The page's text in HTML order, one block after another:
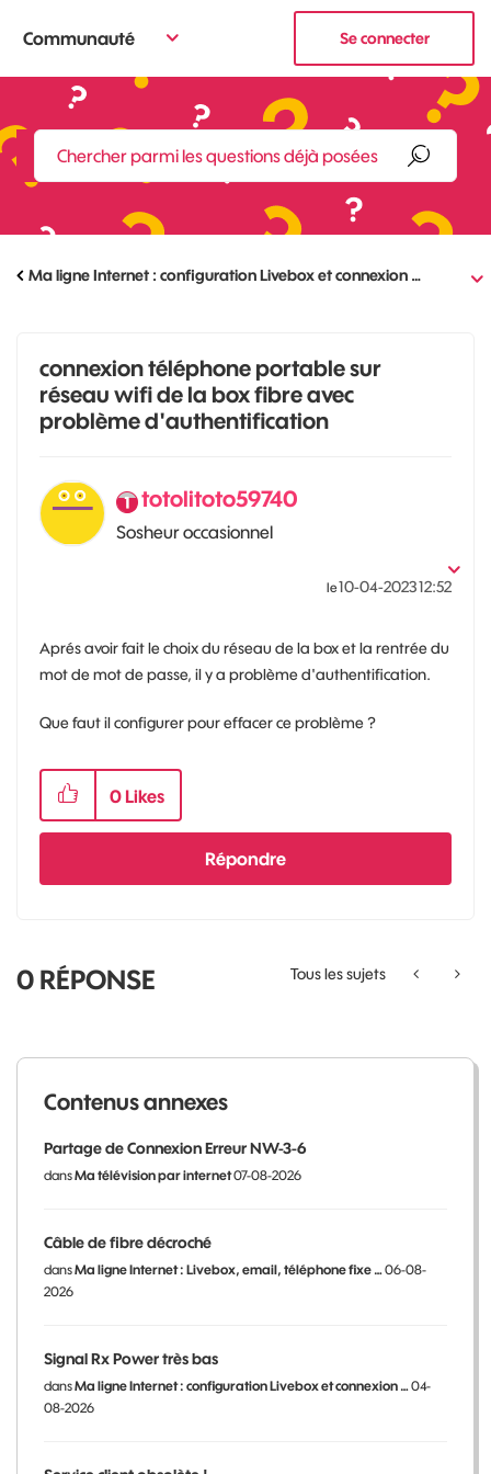
Communauté Se connecter
Ma ligne Internet : configuration Livebox et connexion …
connexion téléphone portable sur
réseau wifi de la box fibre avec
problème d'authentification
totolitoto59740
Sosheur occasionnel
le‎10-04-202312:52
Aprés avoir fait le choix du réseau de la box et la rentrée du
mot de mot de passe, il y a problème d'authentification.
Que faut il configurer pour effacer ce problème ?
0 Likes
Répondre
Tous les sujets
0 RÉPONSE
Contenus annexes
Partage de Connexion Erreur NW-3-6
dansMa télévision par internet07-08-2026
Câble de fibre décroché
dansMa ligne Internet : Livebox, email, téléphone fixe …06-08-
2026
Signal Rx Power très bas
dansMa ligne Internet : configuration Livebox et connexion …04-
08-2026